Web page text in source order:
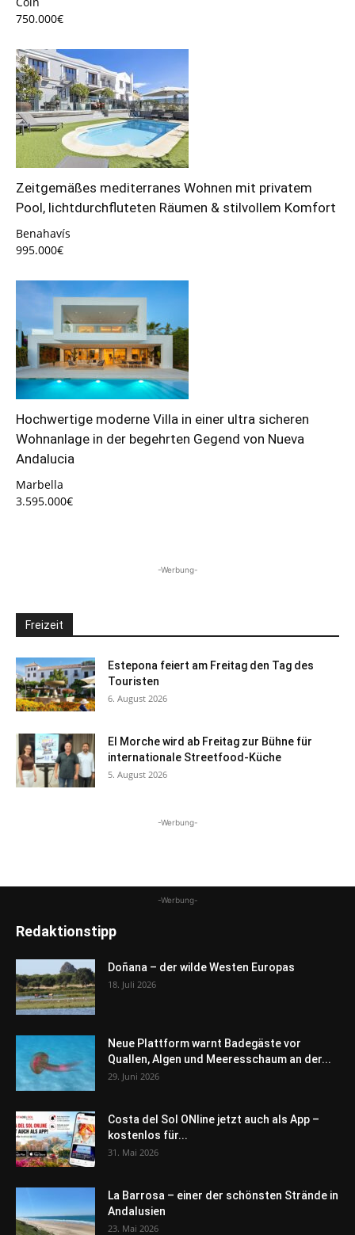
750.000€
Zeitgemäßes mediterranes Wohnen mit privatem
Pool, lichtdurchfluteten Räumen & stilvollem Komfort
Benahavís
995.000€
Hochwertige moderne Villa in einer ultra sicheren
Wohnanlage in der begehrten Gegend von Nueva
Andalucia
Marbella
3.595.000€
-Werbung-
Freizeit
Estepona feiert am Freitag den Tag des
Touristen
6. August 2026
El Morche wird ab Freitag zur Bühne für
internationale Streetfood-Küche
5. August 2026
-Werbung-
-Werbung-
Redaktionstipp
Doñana – der wilde Westen Europas
18. Juli 2026
Neue Plattform warnt Badegäste vor
Quallen, Algen und Meeresschaum an der...
29. Juni 2026
Costa del Sol ONline jetzt auch als App –
kostenlos für...
31. Mai 2026
La Barrosa – einer der schönsten Strände in
Andalusien
23. Mai 2026